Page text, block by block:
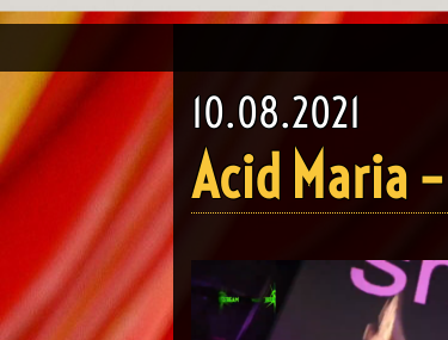
10.08.2021
Acid Maria